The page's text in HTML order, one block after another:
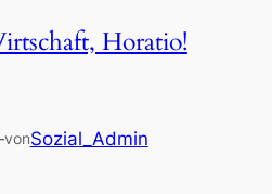
Horatio!
vonSozial_Admin